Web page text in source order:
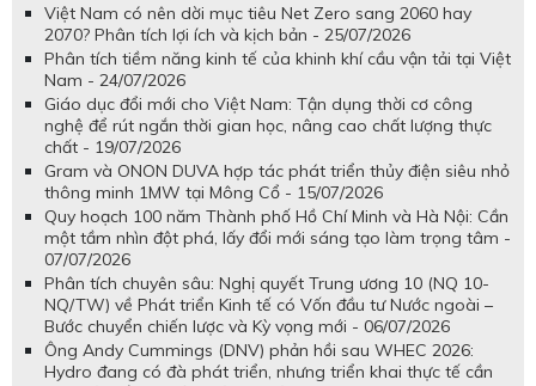
Việt Nam có nên dời mục tiêu Net Zero sang 2060 hay
2070? Phân tích lợi ích và kịch bản - 25/07/2026
Phân tích tiềm năng kinh tế của khinh khí cầu vận tải tại Việt
Nam - 24/07/2026
Giáo dục đổi mới cho Việt Nam: Tận dụng thời cơ công
nghệ để rút ngắn thời gian học, nâng cao chất lượng thực
chất - 19/07/2026
Gram và ONON DUVA hợp tác phát triển thủy điện siêu nhỏ
thông minh 1MW tại Mông Cổ - 15/07/2026
Quy hoạch 100 năm Thành phố Hồ Chí Minh và Hà Nội: Cần
một tầm nhìn đột phá, lấy đổi mới sáng tạo làm trọng tâm -
07/07/2026
Phân tích chuyên sâu: Nghị quyết Trung ương 10 (NQ 10-
NQ/TW) về Phát triển Kinh tế có Vốn đầu tư Nước ngoài –
Bước chuyển chiến lược và Kỳ vọng mới - 06/07/2026
Ông Andy Cummings (DNV) phản hồi sau WHEC 2026:
Hydro đang có đà phát triển, nhưng triển khai thực tế cần